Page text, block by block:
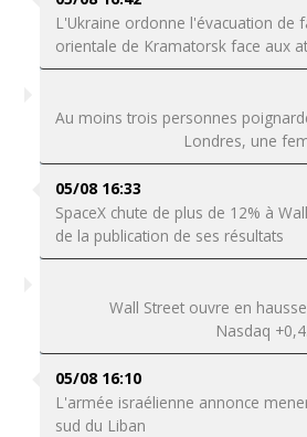
L'Ukraine ordonne l'évacuation de
orientale de Kramatorsk face aux
Au moins trois personnes
Londres, une
05/08 16:33
SpaceX chute de plus de 12% à
de la publication de ses résultats
Wall Street ouvre en
Nasdaq
05/08 16:10
L'armée israélienne annonce
sud du Liban